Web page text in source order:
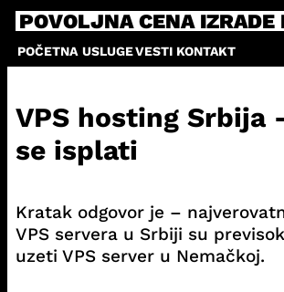
Skip
content
POVOLJNA CENA
POČETNA USLUGEVESTI KONTAKT
VPS hosting Srbija
se isplati
Kratak odgovor je –
VPS servera u Srbiji su
uzeti VPS server u Nemačkoj.